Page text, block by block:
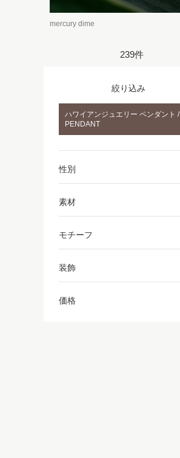
mercury dime
239件
絞り込み
ハワイアンジュエリー ペンダント /
PENDANT
性別
素材
モチーフ
装飾
価格